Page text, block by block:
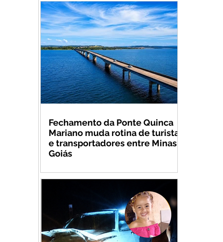
Fechamento da Ponte Quinca
Mariano muda rotina de turistas
e transportadores entre Minas e
Goiás